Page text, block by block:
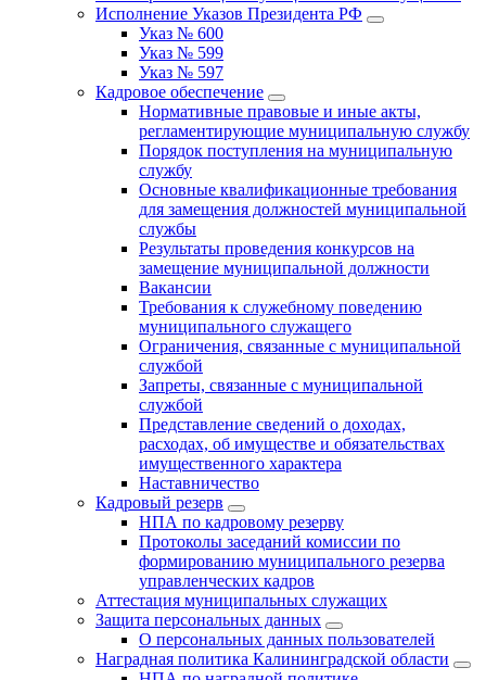
Исполнение Указов Президента РФ
Указ № 600
Указ № 599
Указ № 597
Кадровое обеспечение
Нормативные правовые и иные акты,
регламентирующие муниципальную службу
Порядок поступления на муниципальную
службу
Основные квалификационные требования
для замещения должностей муниципальной
службы
Результаты проведения конкурсов на
замещение муниципальной должности
Вакансии
Требования к служебному поведению
муниципального служащего
Ограничения, связанные с муниципальной
службой
Запреты, связанные с муниципальной
службой
Представление сведений о доходах,
расходах, об имуществе и обязательствах
имущественного характера
Наставничество
Кадровый резерв
НПА по кадровому резерву
Протоколы заседаний комиссии по
формированию муниципального резерва
управленческих кадров
Аттестация муниципальных служащих
Защита персональных данных
О персональных данных пользователей
Наградная политика Калининградской области